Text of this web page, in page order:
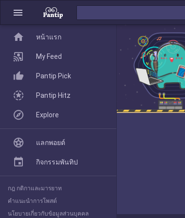
menu
home
Pantip Pick
Explore
home หน้าแรก
My Feed
Pantip Pick
Pantip Hitz
Explore
แลกพอยต์
กิจกรรมพันทิป
กฎ กติกาและมารยาท
คำแนะนำการโพสต์
นโยบายเกี่ยวกับข้อมูลส่วนบุคคล